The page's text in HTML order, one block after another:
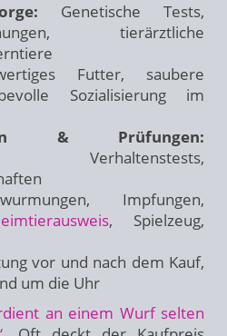
Genetische Tests,
tierärztliche
Futter, saubere
Sozialisierung im
& Prüfungen:
Verhaltenstests,
Impfungen,
, Spielzeug,
vor und nach dem Kauf,
um die Uhr
an einem Wurf selten